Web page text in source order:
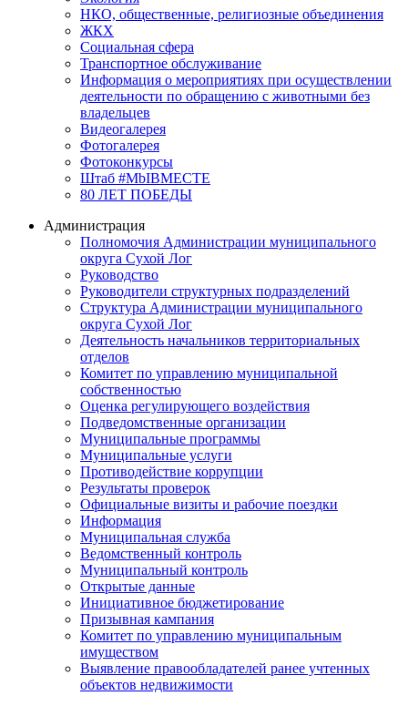
НКО, общественные, религиозные объединения
ЖКХ
Социальная сфера
Транспортное обслуживание
Информация о мероприятиях при осуществлении
деятельности по обращению с животными без
владельцев
Видеогалерея
Фотогалерея
Фотоконкурсы
Штаб #MbIBMECTE
80 ЛЕТ ПОБЕДЫ
Администрация
Полномочия Администрации муниципального
округа Сухой Лог
Руководство
Руководители структурных подразделений
Структура Администрации муниципального
округа Сухой Лог
Деятельность начальников территориальных
отделов
Комитет по управлению муниципальной
собственностью
Оценка регулирующего воздействия
Подведомственные организации
Муниципальные программы
Муниципальные услуги
Противодействие коррупции
Результаты проверок
Официальные визиты и рабочие поездки
Информация
Муниципальная служба
Ведомственный контроль
Муниципальный контроль
Открытые данные
Инициативное бюджетирование
Призывная кампания
Комитет по управлению муниципальным
имуществом
Выявление правообладателей ранее учтенных
объектов недвижимости